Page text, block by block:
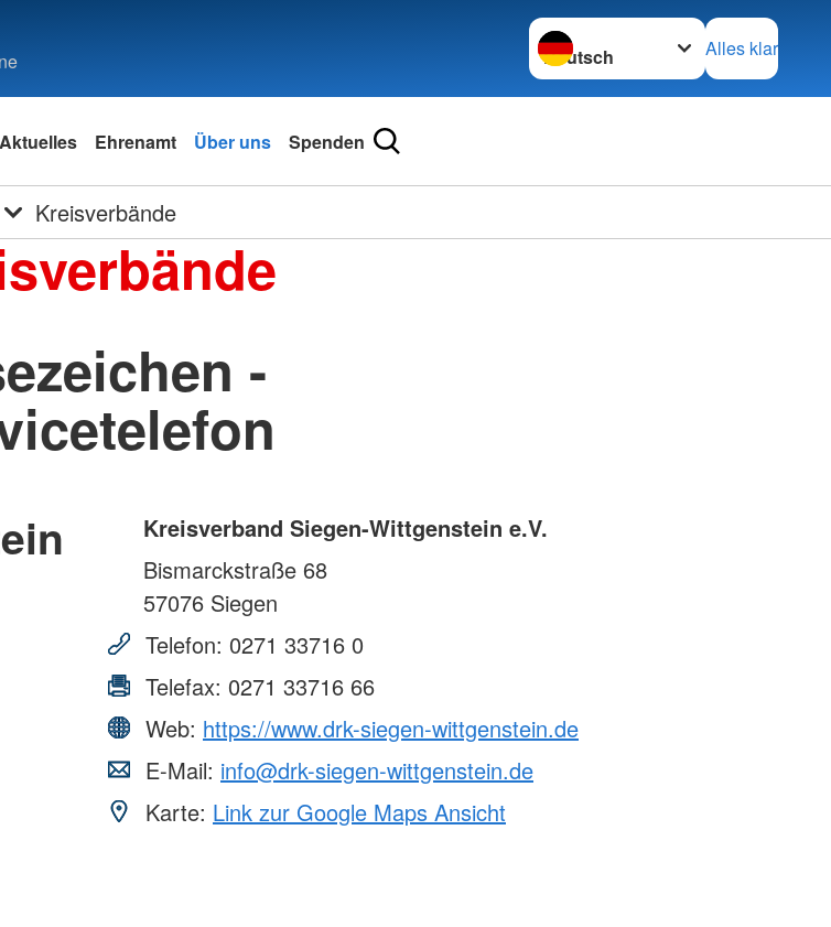
Sprache wechseln zu
Alles klar
Aktuelles Ehrenamt Über uns Spenden
Kreisverbände
-
Kreisverband Siegen-Wittgenstein e.V.
Bismarckstraße 68
57076 Siegen
Telefon: 0271 33716 0
Telefax: 0271 33716 66
Web: https://www.drk-siegen-wittgenstein.de
E-Mail: info@drk-siegen-wittgenstein.de
Karte: Link zur Google Maps Ansicht